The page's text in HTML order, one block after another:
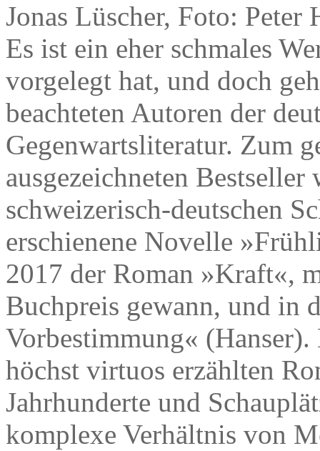
Jonas Lüscher, Foto: Peter
Es ist ein eher schmales
vorgelegt hat, und doch
beachteten Autoren der
Gegenwartsliteratur. Zum
ausgezeichneten
schweizerisch-deutschen
erschienene Novelle
2017 der Roman »Kraft«,
Buchpreis gewann, und in
Vorbestimmung«
höchst virtuos erzählten
Jahrhunderte und
komplexe Verhältnis von